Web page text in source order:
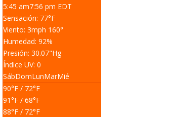
5:45 am7:56 pm EDT
Sensación: 77°F
Viento: 3mph 160°
Humedad: 92%
Presión: 30.07"Hg
Índice UV: 0
SábDomLunMarMié
90°F / 72°F
91°F / 68°F
88°F / 72°F